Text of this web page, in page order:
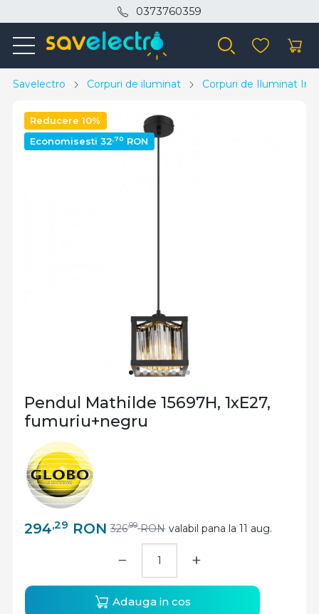
0373760359
Savelectro Corpuri de iluminat Corpuri de Iluminat
Reducere 10%
Economisesti 32,70 RON
Pendul Mathilde 15697H, 1xE27,
fumuriu+negru
294,29 RON 326,99 RON valabil pana la 11 aug.
− +
Adauga in cos